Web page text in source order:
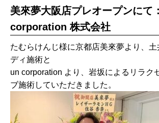
美來夢大阪店プレオープンにて
corporation 株式会社
たむらけんじ様に京都店美來夢より、
ディ施術と
un corporation より、岩坂によるリラク
ブ施術していただきました。